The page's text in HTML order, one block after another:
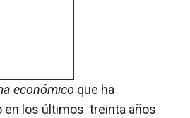
económico que ha
en los últimos treinta años